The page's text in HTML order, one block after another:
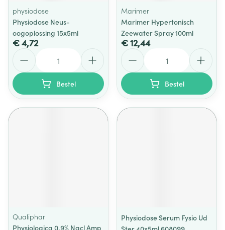
physiodose
Physiodose Neus-
oogoplossing 15x5ml
€ 4,72
Bestel
Marimer
Marimer Hypertonisch
Zeewater Spray 100ml
€ 12,44
Bestel
Qualiphar
Physiologica 0,9% Nacl Amp
Physiodose Serum Fysio Ud